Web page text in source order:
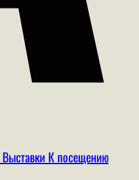
Выставки К посещению